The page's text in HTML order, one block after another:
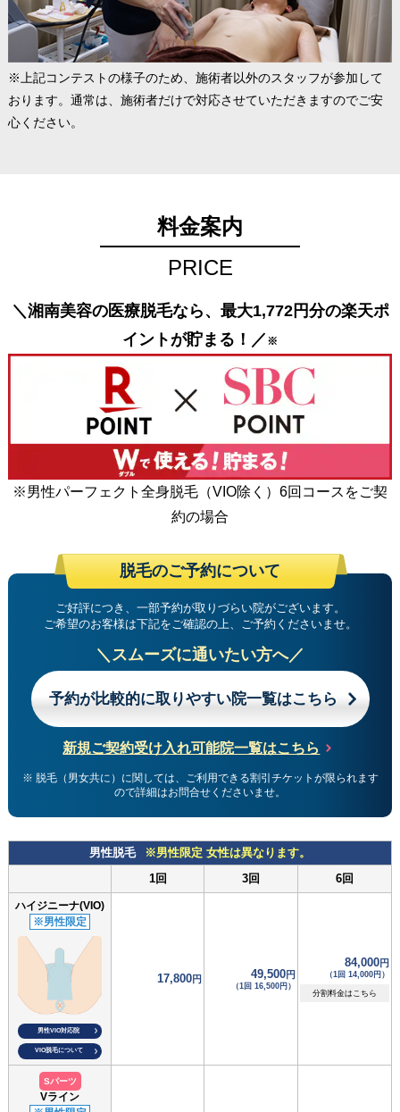
※上記コンテストの様子のため、施術者以外のスタッフが参加して
おります。通常は、施術者だけで対応させていただきますのでご安
心ください。
料金案内
PRICE
＼湘南美容の医療脱毛なら、最大1,772円分の楽天ポ
イントが貯まる！／ ※
※男性パーフェクト全身脱毛（VIO除く）6回コースをご契
約の場合
脱毛のご予約について
ご好評につき、一部予約が取りづらい院がございます。
ご希望のお客様は下記をご確認の上、ご予約くださいませ。
＼スムーズに通いたい方へ／
予約が比較的に取りやすい院一覧はこちら
新規ご契約受け入れ可能院一覧はこちら
※ 脱毛（男女共に）に関しては、ご利用できる割引チケットが限られます
ので詳細はお問合せくださいませ。
男性脱毛
※男性限定 女性は異なります。
1回
3回 6回
ハイジニーナ(VIO)
※男性限定
男性VIO対応院
VIO脱毛について
17,800円 49,500円
（1回 16,500円）
84,000円
（1回 14,000円）
分割料金はこちら
Sパーツ
Vライン